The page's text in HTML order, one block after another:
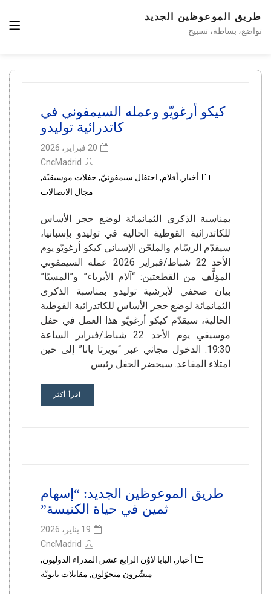
طريق الموعوظين الجديد
تواضع، بساطة، تسبيح
كيكو أرغويّو وعمله السيمفوني في
كاتدرائية توليدو
20 فبراير، 2026
CncMadrid
أخبار , أفلام, احتفال سيمفونيّ, حفلات موسيقيّة,
مجال الاتصالات
بمناسبة الذكرى الثمانمائة لوضع حجر الأساس
للكاتدرائية القوطية الحالية في توليدو بإسبانيا،
سيقدّم الرسّام والملحّن الإسباني كيكو أرغويّو يوم
الأحد 22 شباط/فبراير 2026 عمله السيمفوني
المؤلَّف من القطعتين: “آلام الأبرياء” و”المسيّا”
بيان صحفي لأبرشية توليدو بمناسبة الذكرى
الثمانمائة لوضع حجر الأساس للكاتدرائية القوطية
الحالية، سيقدّم كيكو أرغويّو هذا العمل في حفل
موسيقي يوم الأحد 22 شباط/فبراير الساعة
19:30. الدخول مجاني عبر “بويرتا يانا” إلى حين
امتلاء المقاعد. سيحضر الحفل رئيس
اقرأ أكثر
طريق الموعوظين الجديد: “إسهام
ثمين في حياة الكنيسة”
19 يناير، 2026
CncMadrid
أخبار , البابا لاوُن الرابع عشر , المدراء الدوليون,
مبشّرون متجوّلون, مقابلات بابويّة